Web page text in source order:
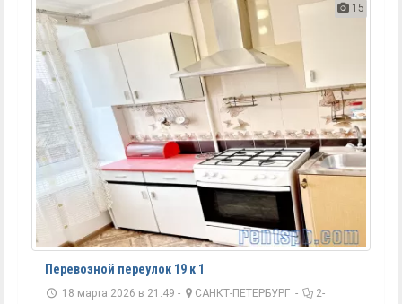
15
Перевозной переулок 19 к 1
18 марта 2026 в 21:49 - САНКТ-ПЕТЕРБУРГ -
2-